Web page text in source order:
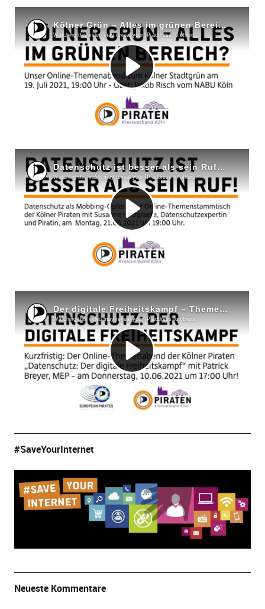
#SaveYourInternet
Neueste Kommentare